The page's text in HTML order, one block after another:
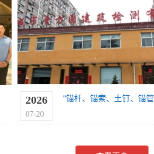
2026
07-20